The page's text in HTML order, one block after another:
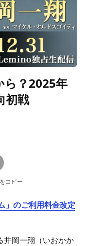
ら？2025年
初戦
コピー
のご利用料金改定
井岡一翔（いおかか